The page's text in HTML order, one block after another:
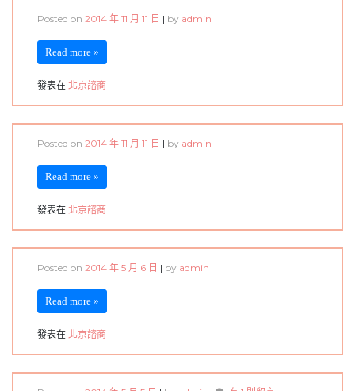
Posted on 2014 年 11 月 11 日 | by admin
Read more »
發表在 北京諮商
Posted on 2014 年 11 月 11 日 | by admin
Read more »
發表在 北京諮商
Posted on 2014 年 5 月 6 日 | by admin
Read more »
發表在 北京諮商